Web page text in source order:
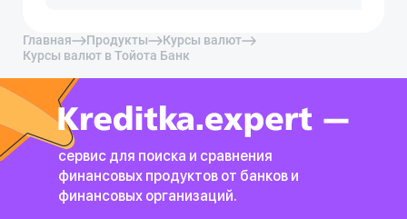
Главная Продукты
Курсы валют
Курсы валют в Тойота Банк
сервис для поиска и сравнения
финансовых продуктов от банков и
финансовых организаций.